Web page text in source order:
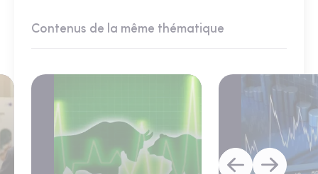
Contenus de la même thématique